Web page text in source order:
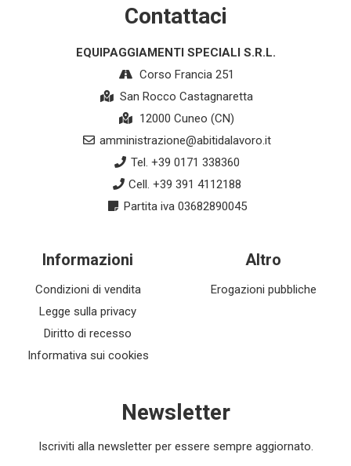
Contattaci
EQUIPAGGIAMENTI SPECIALI S.R.L.
Corso Francia 251
San Rocco Castagnaretta
12000 Cuneo (CN)
amministrazione@abitidalavoro.it
Tel. +39 0171 338360
Cell. +39 391 4112188
Partita iva 03682890045
Informazioni
Condizioni di vendita
Legge sulla privacy
Diritto di recesso
Informativa sui cookies
Altro
Erogazioni pubbliche
Newsletter
Iscriviti alla newsletter per essere sempre aggiornato.